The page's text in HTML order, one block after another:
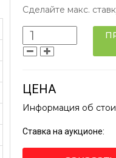
Сделайте макс.
ЦЕНА
Информация об
Ставка на аукционе: